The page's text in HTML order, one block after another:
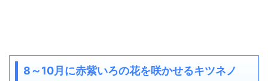
8～10月に赤紫いろの花を咲かせるキツネノ